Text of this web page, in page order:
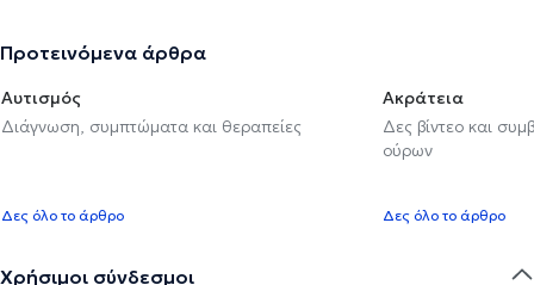
Προτεινόμενα άρθρα
Αυτισμός
Διάγνωση, συμπτώματα και θεραπείες
Δες όλο το άρθρο
Ακράτεια
Δες βίντεο και
ούρων
Δες όλο το άρθρο
Χρήσιμοι σύνδεσμοι